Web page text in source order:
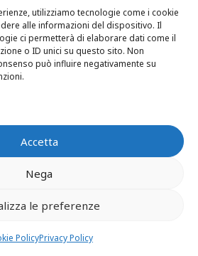
utilizziamo tecnologie come i cookie
alle informazioni del dispositivo. Il
ci permetterà di elaborare dati come il
o ID unici su questo sito. Non
può influire negativamente su
Accetta
Nega
le preferenze
PolicyPrivacy Policy
della pena: al
disposizione di cui al
secondo la quale i criteri
tra pena detentiva e
si applicano “anche
concessa la
del legislatore di
di diniego) della
di sanzioni sostitutive,
risalente arresto di